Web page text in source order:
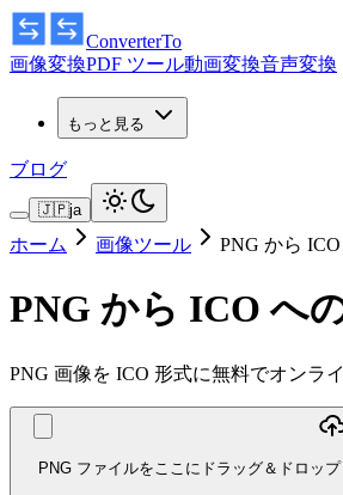
ConverterTo
画像変換PDF ツール動画変換音声変換
もっと見る
ブログ
🇯🇵ja
ホーム 画像ツール PNG から
PNG から ICO へ
PNG 画像を ICO 形式に無料でオンラ
PNG ファイルをここにドラッグ＆ドロップ